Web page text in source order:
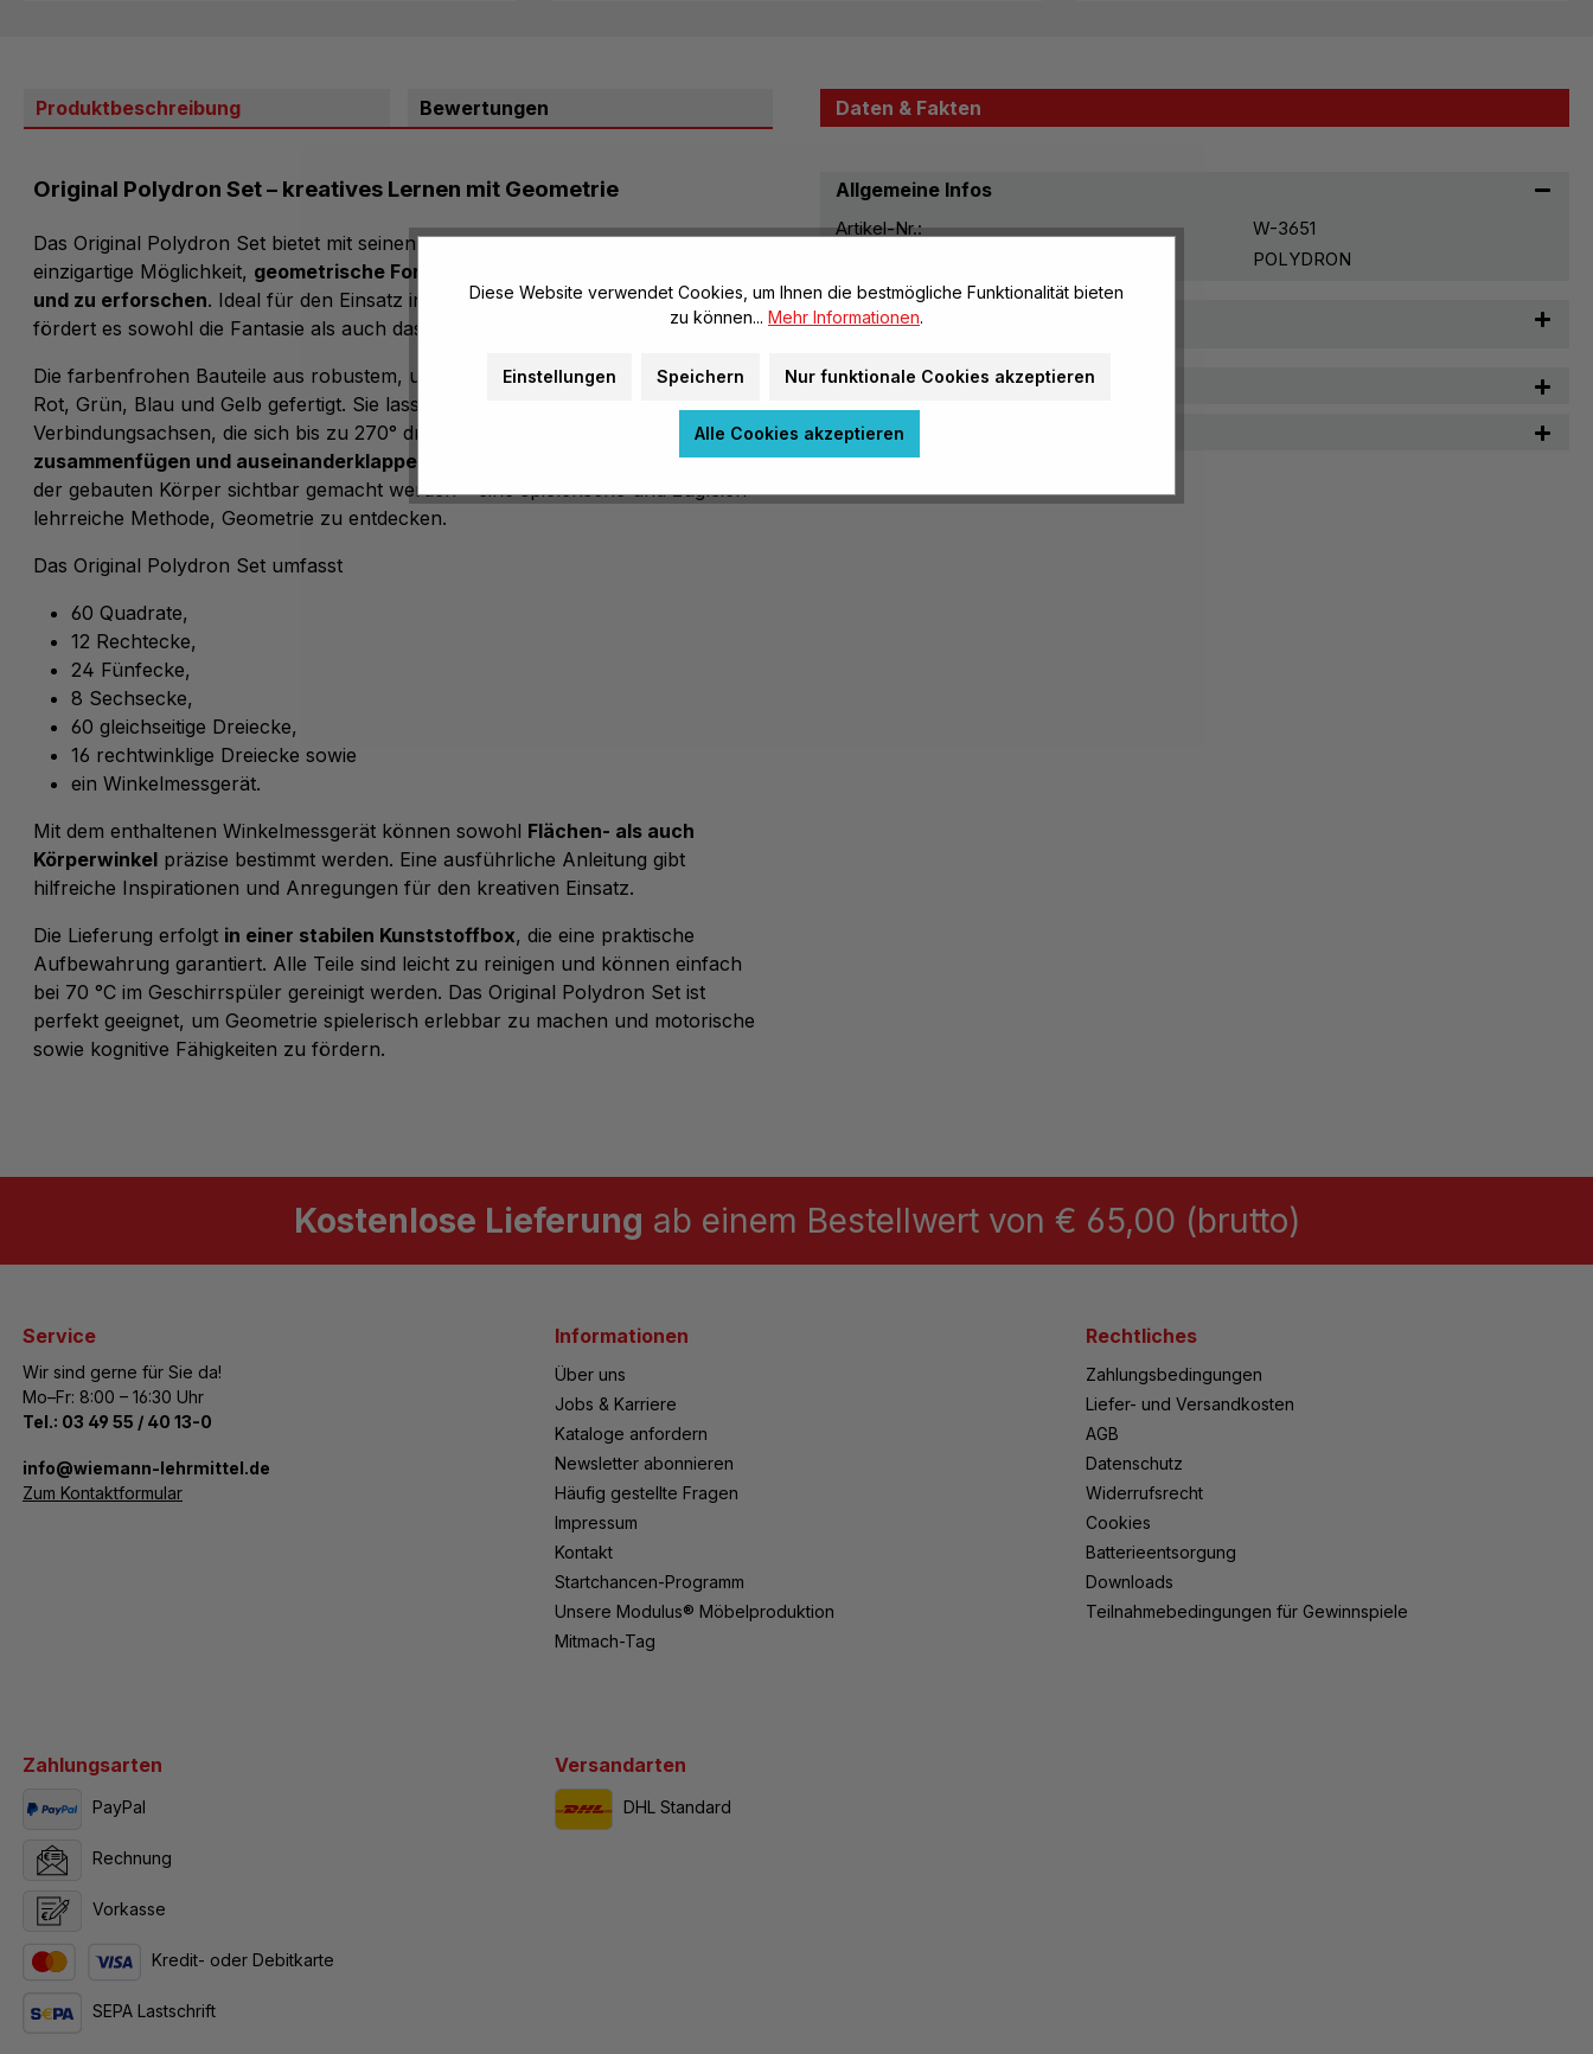
Produktbeschreibung Bewertungen
Original Polydron Set – kreatives Lernen mit Geometrie
Das Original Polydron Set bietet mit seinen 181 hochwertigen Bauteilen eine
einzigartige Möglichkeit, geometrische Formen und Körpernetze zu gestalten
und zu erforschen. Ideal für den Einsatz in Gruppen oder im Klassenzimmer
fördert es sowohl die Fantasie als auch das räumliche Vorstellungsvermögen.
Die farbenfrohen Bauteile aus robustem, unzerbrechlichem Kunststoff sind in
Rot, Grün, Blau und Gelb gefertigt. Sie lassen sich dank der flexiblen
Verbindungsachsen, die sich bis zu 270° drehen lassen,
zusammenfügen und auseinanderklappen
. So können die Oberflächennetze
der gebauten Körper sichtbar gemacht werden – eine spielerische und zugleich
lehrreiche Methode, Geometrie zu entdecken.
Das Original Polydron Set umfasst
60 Quadrate,
12 Rechtecke,
24 Fünfecke,
8 Sechsecke,
60 gleichseitige Dreiecke,
16 rechtwinklige Dreiecke sowie
ein Winkelmessgerät.
Mit dem enthaltenen Winkelmessgerät können sowohl Flächen- als auch
Körperwinkel präzise bestimmt werden. Eine ausführliche Anleitung gibt
hilfreiche Inspirationen und Anregungen für den kreativen Einsatz.
Die Lieferung erfolgt in einer stabilen Kunststoffbox, die eine praktische
Aufbewahrung garantiert. Alle Teile sind leicht zu reinigen und können einfach
bei 70 °C im Geschirrspüler gereinigt werden. Das Original Polydron Set ist
perfekt geeignet, um Geometrie spielerisch erlebbar zu machen und motorische
sowie kognitive Fähigkeiten zu fördern.
Daten & Fakten
Allgemeine Infos
Artikel-Nr.:
W-3651
POLYDRON
Material, Beschaffenheit & Pflege
Herstellerinformationen
Warnhinweise
Kostenlose Lieferung ab einem Bestellwert von € 65,00 (brutto)
Service
Wir sind gerne für Sie da!
Mo–Fr: 8:00 – 16:30 Uhr
Tel.: 03 49 55 / 40 13-0
­info@wiemann-lehrmittel.de
Zum Kontaktformular
Informationen
Über uns
Jobs & Karriere
Kataloge anfordern
Newsletter abonnieren
Häufig gestellte Fragen
Impressum
Kontakt
Startchancen-Programm
Unsere Modulus® Möbelproduktion
Mitmach-Tag
Rechtliches
Zahlungsbedingungen
Liefer- und Versandkosten
AGB
Datenschutz
Widerrufsrecht
Cookies
Batterieentsorgung
Downloads
Teilnahmebedingungen für Gewinnspiele
Zahlungsarten
PayPal
Rechnung
Vorkasse
Kredit- oder Debitkarte
SEPA Lastschrift
Versandarten
DHL Standard
Diese Website verwendet Cookies, um Ihnen die bestmögliche Funktionalität bieten
zu können... Mehr Informationen.
Einstellungen Speichern Nur funktionale Cookies akzeptieren
Alle Cookies akzeptieren